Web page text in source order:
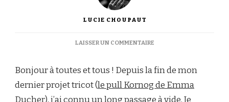
LUCIE CHOUPAUT
LAISSER UN COMMENTAIRESUR
DÉMARRAGE
D’UN
NOUVEAU
PROJET
Bonjour à toutes et tous ! Depuis la fin de mon
dernier projet tricot (le pull Kornog de Emma
Ducher), j’ai connu un long passage à vide. Je